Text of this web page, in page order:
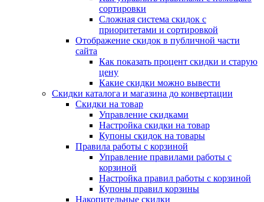
сортировки
Сложная система скидок с
приоритетами и сортировкой
Отображение скидок в публичной части
сайта
Как показать процент скидки и старую
цену
Какие скидки можно вывести
Скидки каталога и магазина до конвертации
Скидки на товар
Управление скидками
Настройка скидки на товар
Купоны скидок на товары
Правила работы с корзиной
Управление правилами работы с
корзиной
Настройка правил работы с корзиной
Купоны правил корзины
Накопительные скидки